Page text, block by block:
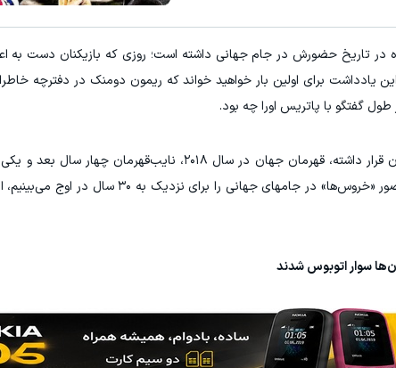
در تاریخ حضورش در جام جهانی داشته است؛ روزی که بازیکنان دست به
برای اولین بار خواهید خواند که ریمون دومنک در دفترچه
گفتگو با پاتریس اورا چه بود.
فرانسه در هشت سال گذشته بر قله فوتبال جهان قرار داشته، قهرمان جهان در سال
سوار اتوبوس شدند
ثبت نام کنید ثبت